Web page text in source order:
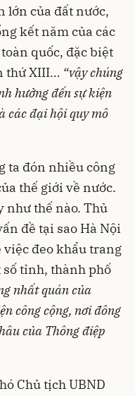
lớn của đất nước,
kết năm của các
quốc, đặc biệt
thứ XIII… “vậy chúng
hưởng đến sự kiện
các đại hội quy mô
ta đón nhiều công
thế giới về nước.
như thế nào. Thủ
đề tại sao Hà Nội
việc đeo khẩu trang
tỉnh, thành phố
nhất quán của
công cộng, nơi đông
của Thông điệp
Chủ tịch UBND